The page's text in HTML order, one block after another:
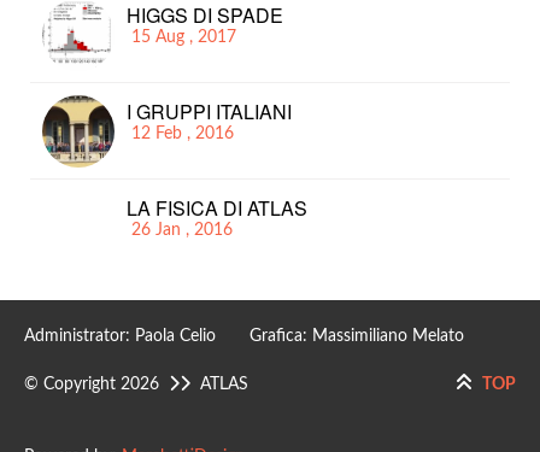
HIGGS DI SPADE
15 Aug , 2017
I GRUPPI ITALIANI
12 Feb , 2016
LA FISICA DI ATLAS
26 Jan , 2016
Administrator: Paola Celio Grafica: Massimiliano Melato
© Copyright 2026 ATLAS TOP